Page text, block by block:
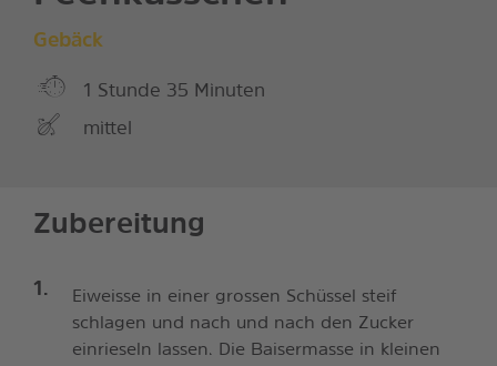
Gebäck
1 Stunde 35 Minuten
mittel
Zubereitung
Eiweisse in einer grossen Schüssel steif
schlagen und nach und nach den Zucker
einrieseln lassen. Die Baisermasse in kleinen